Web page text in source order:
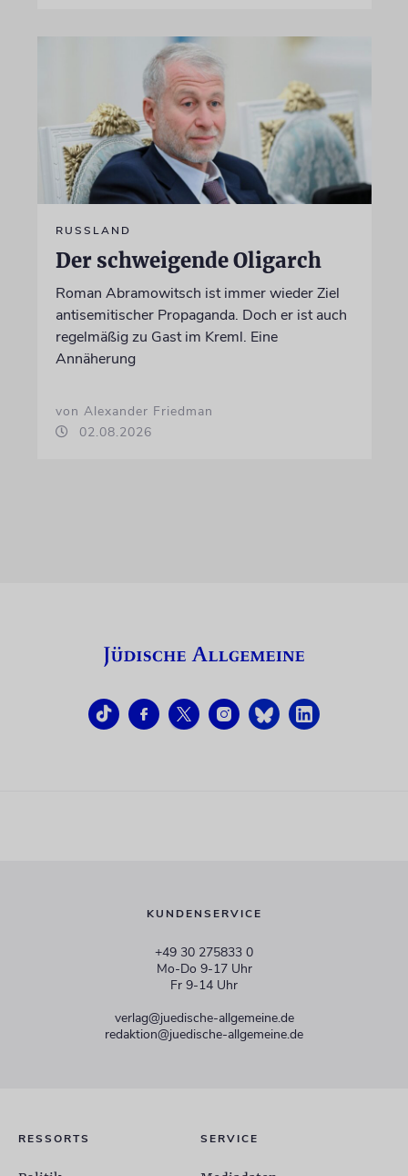
RUSSLAND
Der schweigende Oligarch
Roman Abramowitsch ist immer wieder Ziel
antisemitischer Propaganda. Doch er ist auch
regelmäßig zu Gast im Kreml. Eine
Annäherung
von Alexander Friedman
02.08.2026
KUNDENSERVICE
+49 30 275833 0
Mo-Do 9-17 Uhr
Fr 9-14 Uhr
verlag@juedische-allgemeine.de
redaktion@juedische-allgemeine.de
RESSORTS SERVICE